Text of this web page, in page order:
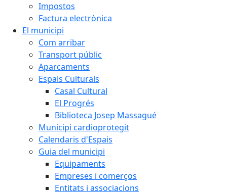
Impostos
Factura electrònica
El municipi
Com arribar
Transport públic
Aparcaments
Espais Culturals
Casal Cultural
El Progrés
Biblioteca Josep Massagué
Municipi cardioprotegit
Calendaris d'Espais
Guia del municipi
Equipaments
Empreses i comerços
Entitats i associacions